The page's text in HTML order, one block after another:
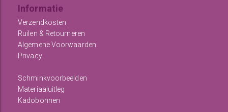
Informatie
Verzendkosten
Ruilen & Retourneren
Algemene Voorwaarden
Privacy
Schminkvoorbeelden
Materiaaluitleg
Kadobonnen